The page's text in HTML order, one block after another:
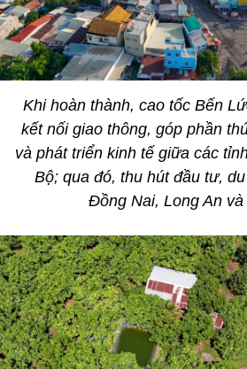
Khi hoàn thành, cao tốc Bến
kết nối giao thông, góp phần
và phát triển kinh tế giữa các
Bộ; qua đó, thu hút đầu tư,
Đồng Nai, Long An và